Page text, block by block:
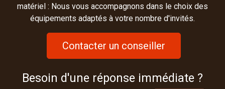
matériel : Nous vous accompagnons dans le choix des
équipements adaptés à votre nombre d'invités.
Contacter un conseiller
Besoin d'une réponse immédiate ?